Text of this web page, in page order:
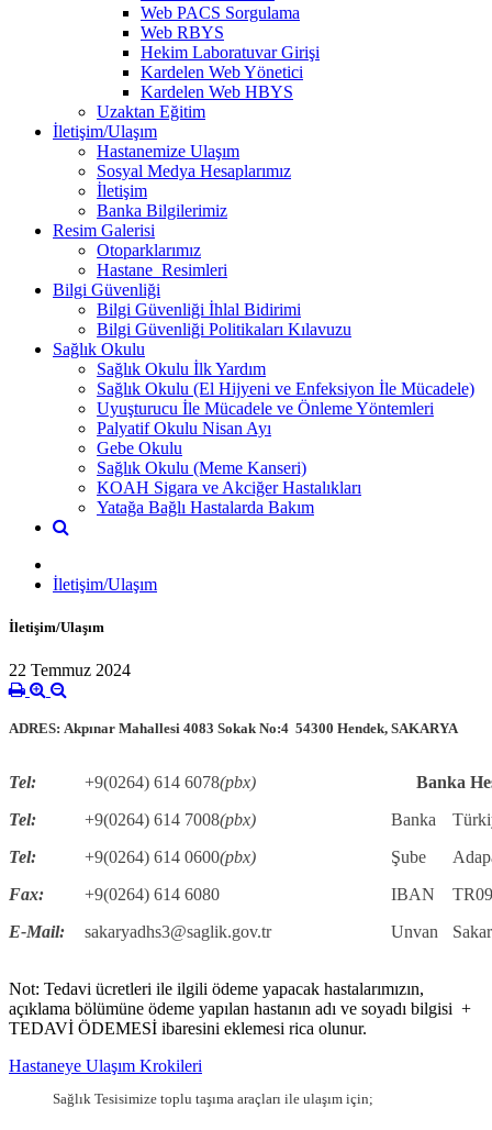
Web PACS Sorgulama
Web RBYS
Hekim Laboratuvar Girişi
Kardelen Web Yönetici
Kardelen Web HBYS
Uzaktan Eğitim
İletişim/Ulaşım
Hastanemize Ulaşım
Sosyal Medya Hesaplarımız
İletişim
Banka Bilgilerimiz
Resim Galerisi
Otoparklarımız
Hastane_Resimleri
Bilgi Güvenliği
Bilgi Güvenliği İhlal Bidirimi
Bilgi Güvenliği Politikaları Kılavuzu
Sağlık Okulu
Sağlık Okulu İlk Yardım
Sağlık Okulu (El Hijyeni ve Enfeksiyon İle Mücadele)
Uyuşturucu İle Mücadele ve Önleme Yöntemleri
Palyatif Okulu Nisan Ayı
Gebe Okulu
Sağlık Okulu (Meme Kanseri)
KOAH Sigara ve Akciğer Hastalıkları
Yatağa Bağlı Hastalarda Bakım
İletişim/Ulaşım
İletişim/Ulaşım
22 Temmuz 2024
ADRES: Akpınar Mahallesi 4083 Sokak No:4 54300 Hendek, SAKARYA
Tel: +9(0264) 614 6078(pbx)
Banka
Tel:
+9(0264) 614 7008(pbx) Banka
Tel:
+9(0264) 614 0600(pbx) Şube
Fax:
+9(0264) 614 6080 IBAN
E-Mail:
sakaryadhs3@saglik.gov.tr Unvan
Not: Tedavi ücretleri ile ilgili ödeme yapacak hastalarımızın,
açıklama bölümüne ödeme yapılan hastanın adı ve soyadı bilgisi +
TEDAVİ ÖDEMESİ ibaresini eklemesi rica olunur.
Hastaneye Ulaşım Krokileri
Sağlık Tesisimize toplu taşıma araçları ile ulaşım için;